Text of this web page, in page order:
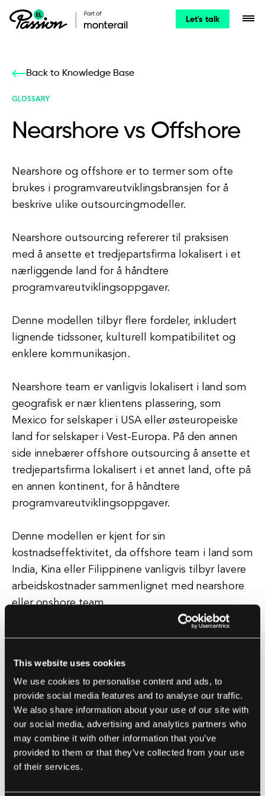
This website uses cookies
We use cookies to personalise content and ads, to
provide social media features and to analyse our traffic.
We also share information about your use of our site with
our social media, advertising and analytics partners who
may combine it with other information that you’ve
provided to them or that they’ve collected from your use
of their services.
Let's talk
Back to Knowledge Base
GLOSSARY
Nearshore vs Offshore
Nearshore og offshore er to termer som ofte
brukes i programvareutviklingsbransjen for å
beskrive ulike outsourcingmodeller.
Nearshore outsourcing refererer til praksisen
med å ansette et tredjepartsfirma lokalisert i et
nærliggende land for å håndtere
programvareutviklingsoppgaver.
Denne modellen tilbyr flere fordeler, inkludert
lignende tidssoner, kulturell kompatibilitet og
enklere kommunikasjon.
Nearshore team er vanligvis lokalisert i land som
geografisk er nær klientens plassering, som
Mexico for selskaper i USA eller østeuropeiske
land for selskaper i Vest-Europa. På den annen
side innebærer offshore outsourcing å ansette et
tredjepartsfirma lokalisert i et annet land, ofte på
en annen kontinent, for å håndtere
programvareutviklingsoppgaver.
Denne modellen er kjent for sin
kostnadseffektivitet, da offshore team i land som
India, Kina eller Filippinene vanligvis tilbyr lavere
arbeidskostnader sammenlignet med nearshore
eller onshore team.
Imidlertid kan offshore outsourcing presentere
forskjeller og tidsforskjeller. Valget mellom
nearshore og offshore outsourcing avhenger av
ulike faktorer, inkludert prosjektkrav,
budsjettbegrensninger og
kommunikasjonspreferanser.
Mens nearshore outsourcing tilbyr nærhet og